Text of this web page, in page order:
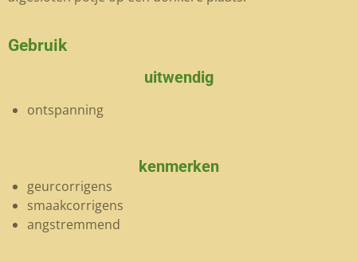
Gebruik
uitwendig
ontspanning
kenmerken
geurcorrigens
smaakcorrigens
angstremmend